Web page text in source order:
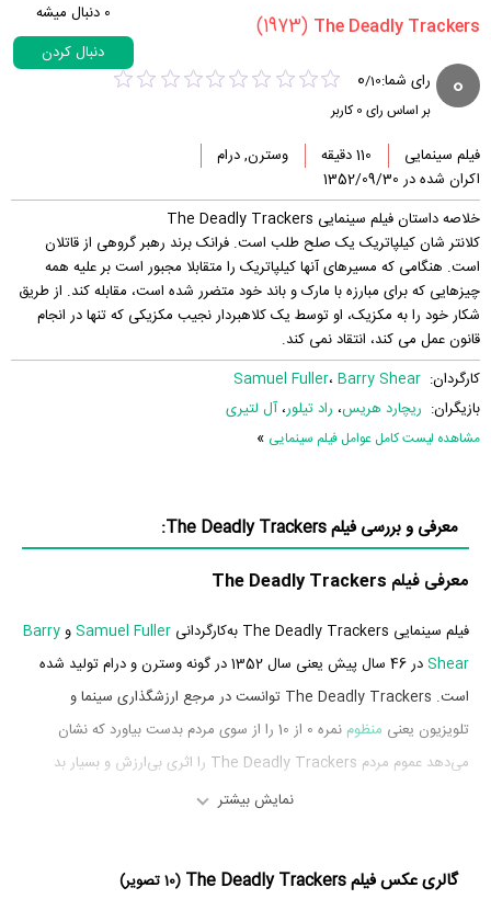
(1973)
0 دنبال میشه
دنبال کردن
0 رای شما: 0/10
بر اساس رای 0کاربر
فیلم سینمایی 110 دقیقه
وسترن, درام
اکران شده در 1352/09/30
خلاصه داستان فیلم سینمایی The Deadly Trackers
کلانتر شان کیلپاتریک یک صلح طلب است. فرانک برند رهبر گروهی از قاتلان
است. هنگامی که مسیرهای آنها کیلپاتریک را متقابلا مجبور است بر علیه همه
چیزهایی که برای مبارزه با مارک و باند خود متضرر شده است، مقابله کند. از طریق
شکار خود را به مکزیک، او توسط یک کلاهبردار نجیب مکزیکی که تنها در انجام
قانون عمل می کند، انتقاد نمی کند.
کارگردان:
Samuel Fuller، Barry Shear
بازیگران: ریچارد هریس، راد تیلور، آل لتیری
مشاهده لیست کامل عوامل فیلم سینمایی »
معرفی و بررسی فیلم The Deadly Trackers:
معرفی فیلم The Deadly Trackers
فیلم سینمایی The Deadly Trackers به‌کارگردانی Samuel FullerوBarry
Shear
در 46 سال پیش یعنی سال 1352 در گونه وسترن و درام تولید شده
است. The Deadly Trackers توانست در مرجع ارزشگذاری سینما و
تلویزیون یعنی منظوم
نمره 0 از 10 را از سوی مردم بدست بیاورد که نشان
می‌دهد عموم مردم The Deadly Trackers را اثری بی‌ارزش و بسیار بد
نمایش بیشتر
گالری عکس فیلم The Deadly Trackers
(10 تصویر)